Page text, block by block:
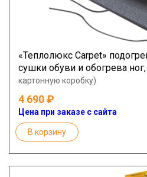
«Теплолюкс Carpet»
сушки обуви и обогрева
картонную коробку)
4 690
Цена при заказе с сайта
В корзину